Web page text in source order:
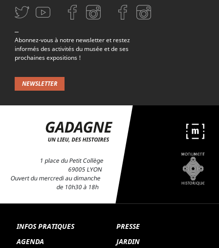
Aller sur la page Twitter (nouvelle fenetre)
Aller sur la page Youtube (nouvelle fenetre)
Aller sur la page Facebook (nouvelle fenetre)
Aller sur la page Instagram (nouvelle fenetre)
Aller sur la page Facebook (nouvelle
Aller sur la page Instagram
Abonnez-vous à notre newsletter et restez
informés des activités du musée et de ses
prochaines expositions !
NEWSLETTER
1 place du Petit Collège
69005 LYON
Ouvert du mercredi au dimanche
de 10h30 à 18h
INFOS PRATIQUES
AGENDA
PRESSE
JARDIN